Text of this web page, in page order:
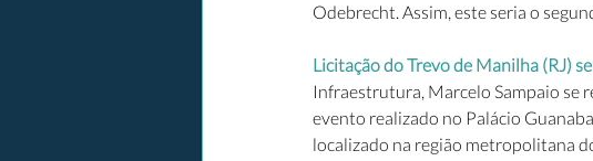
Odebrecht. Assim, este seria o
Licitação do Trevo de Manilha (RJ)
Infraestrutura, Marcelo Sampaio se
evento realizado no Palácio
localizado na região metropolitana